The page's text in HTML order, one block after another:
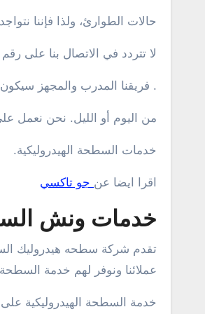
حالات الطوارئ، ولذا فإننا
لا تتردد في الاتصال بنا على رقم
. فريقنا المدرب والمجهز
من اليوم أو الليل. نحن نعمل
خدمات السطحة الهيدروليكية.
اقرا ايضا عن جو تاكسي
خدمات ونش
تقدم شركة سطحه هيدروليك
عملائنا ونوفر لهم خدمة السطحة
خدمة السطحة الهيدروليكية